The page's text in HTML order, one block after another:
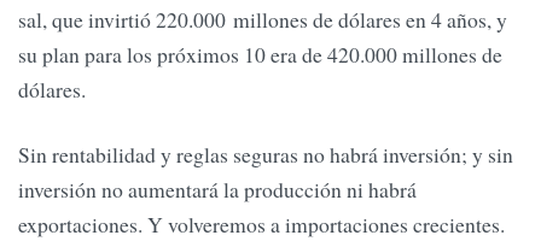
sal, que invirtió 220.000 millones de dólares en 4 años, y
su plan para los próximos 10 era de 420.000 millones de
dólares.
Sin rentabilidad y reglas seguras no habrá inversión; y sin
inversión no aumentará la producción ni habrá
exportaciones. Y volveremos a importaciones crecientes.